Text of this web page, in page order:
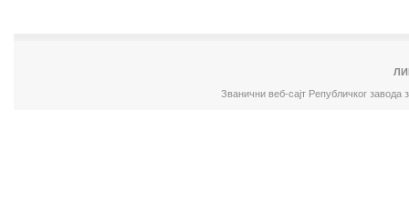
Званични веб-сајт Републичког